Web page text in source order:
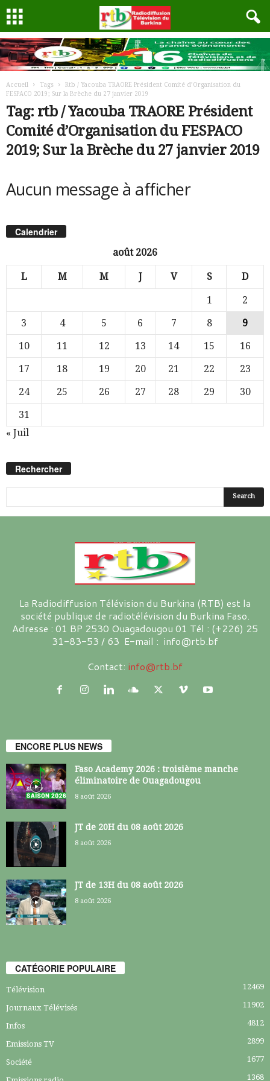
Accueil Tags
Rtb / Yacouba TRAORE Président Comité d’Organisation du
FESPACO 2019; Sur la Brèche du 27 janvier 2019
Tag: rtb / Yacouba TRAORE Président
Comité d’Organisation du FESPACO
2019; Sur la Brèche du 27 janvier 2019
Aucun message à afficher
Calendrier
août 2026
L M M J V S D
1
2
3
4 5 6 7 8
9
10
11 12 13 14 15
16
17
18 19 20 21 22
23
24
25 26 27 28 29
30
31
« Juil
Rechercher
La Radiodiffusion Télévision du Burkina (RTB) est la
société publique de radiotélévision du Burkina Faso.
Adresse : 01 BP 2530 Ouagadougou 01 Tél : (+226) 25
31-83-53 / 63 E-mail : info@rtb.bf
Contact: info@rtb.bf
ENCORE PLUS NEWS
Faso Academy 2026 : troisième manche
éliminatoire de Ouagadougou
8 août 2026
JT de 20H du 08 août 2026
8 août 2026
JT de 13H du 08 août 2026
8 août 2026
CATÉGORIE POPULAIRE
Télévision 12469
Journaux Télévisés 11902
Infos 4812
Emissions TV 2899
Société 1677
1368